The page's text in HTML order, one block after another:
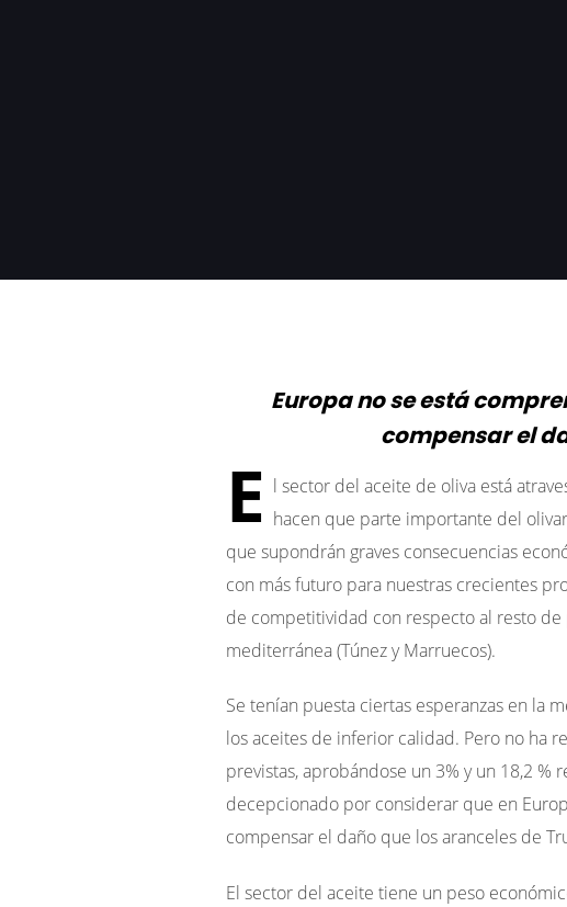
Europa no se está
compensar el
E l sector del aceite de oliva está
hacen que parte importante del
que supondrán graves consecuencias
con más futuro para nuestras crecientes
de competitividad con respecto al resto de
mediterránea (Túnez y Marruecos).
Se tenían puesta ciertas esperanzas en la
los aceites de inferior calidad. Pero no ha
previstas, aprobándose un 3% y un 18,2 %
decepcionado por considerar que en
compensar el daño que los aranceles de
Elsector del aceite tiene un peso